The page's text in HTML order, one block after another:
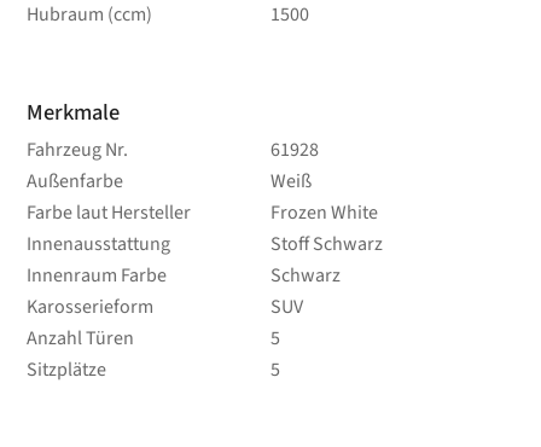
Hubraum (ccm)
1500
Merkmale
Fahrzeug Nr.
61928
Außenfarbe
Weiß
Farbe laut Hersteller
Frozen White
Innenausstattung
Stoff Schwarz
Innenraum Farbe
Schwarz
Karosserieform
SUV
Anzahl Türen
5
Sitzplätze
5